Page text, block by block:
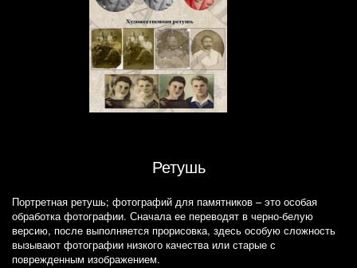
Ретушь
Портретная ретушь; фотографий для памятников – это особая
обработка фотографии. Сначала ее переводят в черно-белую
версию, после выполняется прорисовка, здесь особую сложность
вызывают фотографии низкого качества или старые с
поврежденным изображением.